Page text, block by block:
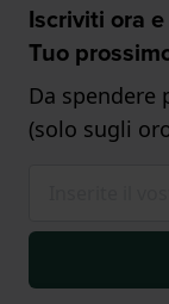
Iscriviti ora
Tuo
Da
(solo sugli